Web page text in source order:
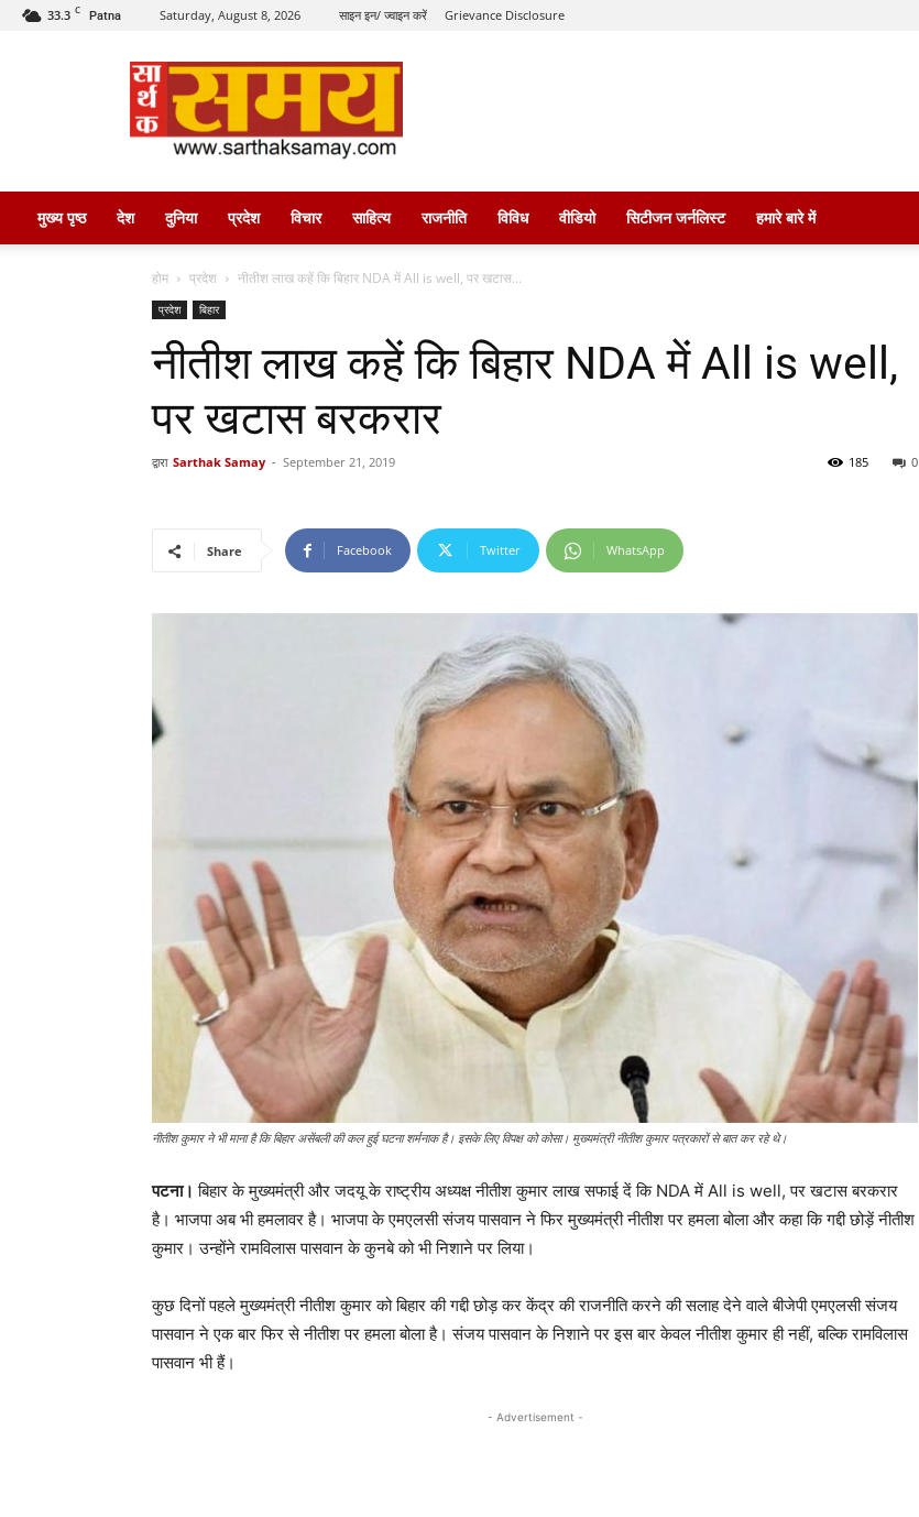
33.3 C Patna Saturday, August 8, 2026 साइन इन/ ज्वाइन करें Grievance Disclosure
सार्थक
समय
मुख्य पृष्ठ देश दुनिया प्रदेश विचार साहित्य राजनीति विविध वीडियो सिटीजन जर्नलिस्ट हमारे बारे में
होम प्रदेश नीतीश लाख कहें कि बिहार NDA में All is well, पर खटास...
प्रदेश बिहार
नीतीश लाख कहें कि बिहार NDA में All is well,
पर खटास बरकरार
द्वारा Sarthak Samay - September 21, 2019 0
185
Share Facebook Twitter WhatsApp
नीतीश कुमार ने भी माना है कि बिहार असेंबली की कल हुई घटना शर्मनाक है। इसके लिए विपक्ष को कोसा। मुख्यमंत्री नीतीश कुमार पत्रकारों से बात कर रहे थे।
पटना। बिहार के मुख्यमंत्री और जदयू के राष्ट्रीय अध्यक्ष नीतीश कुमार लाख सफाई दें कि NDA में All is well, पर खटास बरकरार
है। भाजपा अब भी हमलावर है। भाजपा के एमएलसी संजय पासवान ने फिर मुख्यमंत्री नीतीश पर हमला बोला और कहा कि गद्दी छोड़ें नीतीश
कुमार। उन्होंने रामविलास पासवान के कुनबे को भी निशाने पर लिया।
कुछ दिनों पहले मुख्यमंत्री नीतीश कुमार को बिहार की गद्दी छोड़ कर केंद्र की राजनीति करने की सलाह देने वाले बीजेपी एमएलसी संजय
पासवान ने एक बार फिर से नीतीश पर हमला बोला है। संजय पासवान के निशाने पर इस बार केवल नीतीश कुमार ही नहीं, बल्कि रामविलास
पासवान भी हैं।
- Advertisement -